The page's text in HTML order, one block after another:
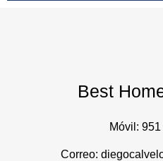
Best
Móvil: 951
Correo: